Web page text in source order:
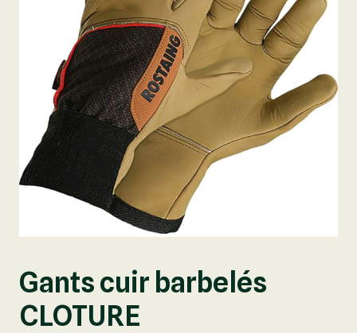
Gants cuir barbelés
CLOTURE